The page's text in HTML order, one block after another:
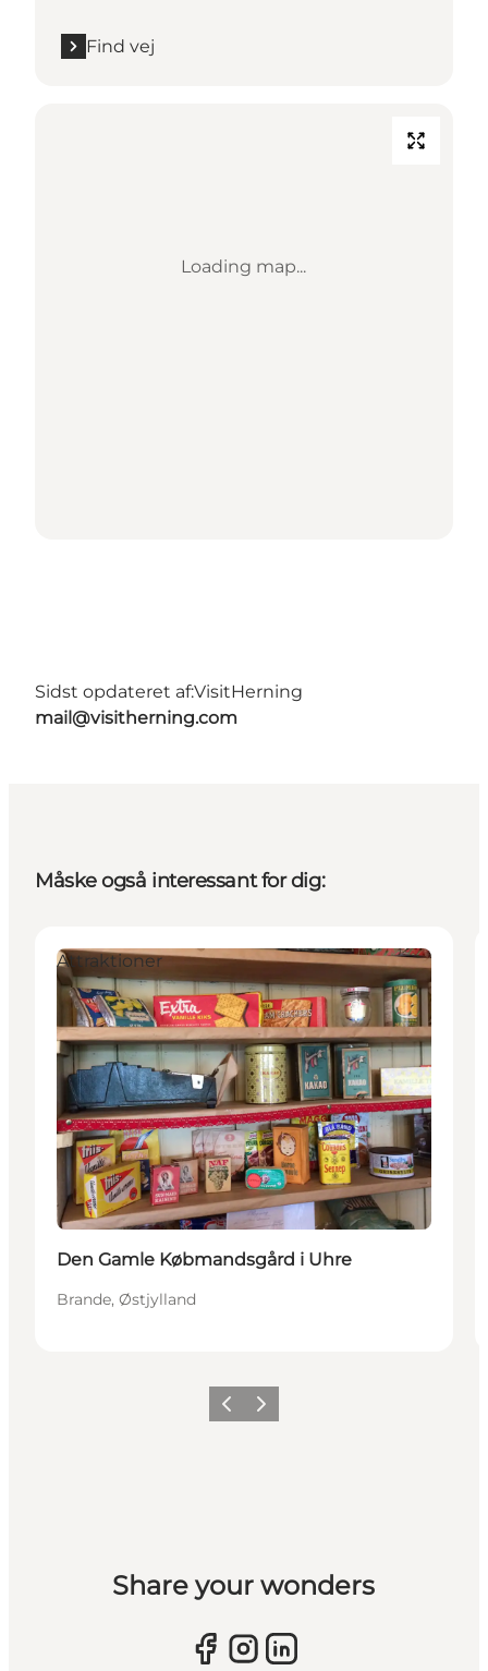
Find vej
Loading map...
Sidst opdateret af:VisitHerning
mail@visitherning.com
Måske også interessant for dig:
Attraktioner
Den Gamle Købmandsgård i Uhre
Brande, Østjylland
Forrige billede
Næste billede
Share your wonders